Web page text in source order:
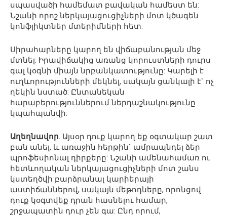
սպասվածի համեմատ բավական համեստ են:
Նշանի որոշ ներկայացուցիչների մոտ կծագեն
կոնֆլիկտներ մտերիմների հետ:
Սիրահարները կարող են վիճաբանության մեջ
մտնել: Իրավիճակից առանց կորուստների դուրս
գալ կօգնի միայն նրբանկատությունը: Կարելի է
ուղևորությունների մեկնել, սակայն ցանկալի է` ոչ
ղեկին նստած: Ընտանեկան
հարաբերություններում ներդաշնակությունը
կպահպանվի:
Աղեղնավոր. Այսօր դուք կարող եք օգտակար շատ
բան անել, և առաջին հերթին` ամրապնդել ձեր
պրոֆեսիոնալ դիրքերը: Նշանի ամենահամառ ու
հետևողական ներկայացուցիչների մոտ շանս
կստեղծվի բարձրանալ կարիերայի
աստիճաններով, սակայն մեթոդները, որոնցով
դուք կօգտվեք դրան հասնելու համար,
շրջապատին դուր չեն գա: Ընդ որում,